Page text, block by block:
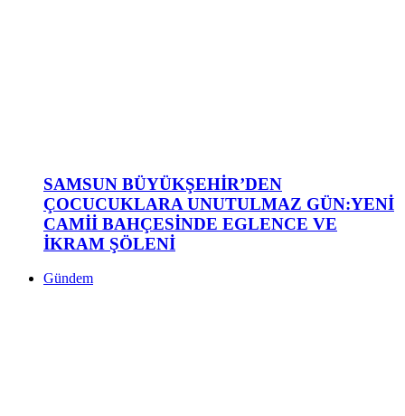
SAMSUN BÜYÜKŞEHİR’DEN
ÇOCUCUKLARA UNUTULMAZ GÜN:YENİ
CAMİİ BAHÇESİNDE EGLENCE VE
İKRAM ŞÖLENİ
Gündem